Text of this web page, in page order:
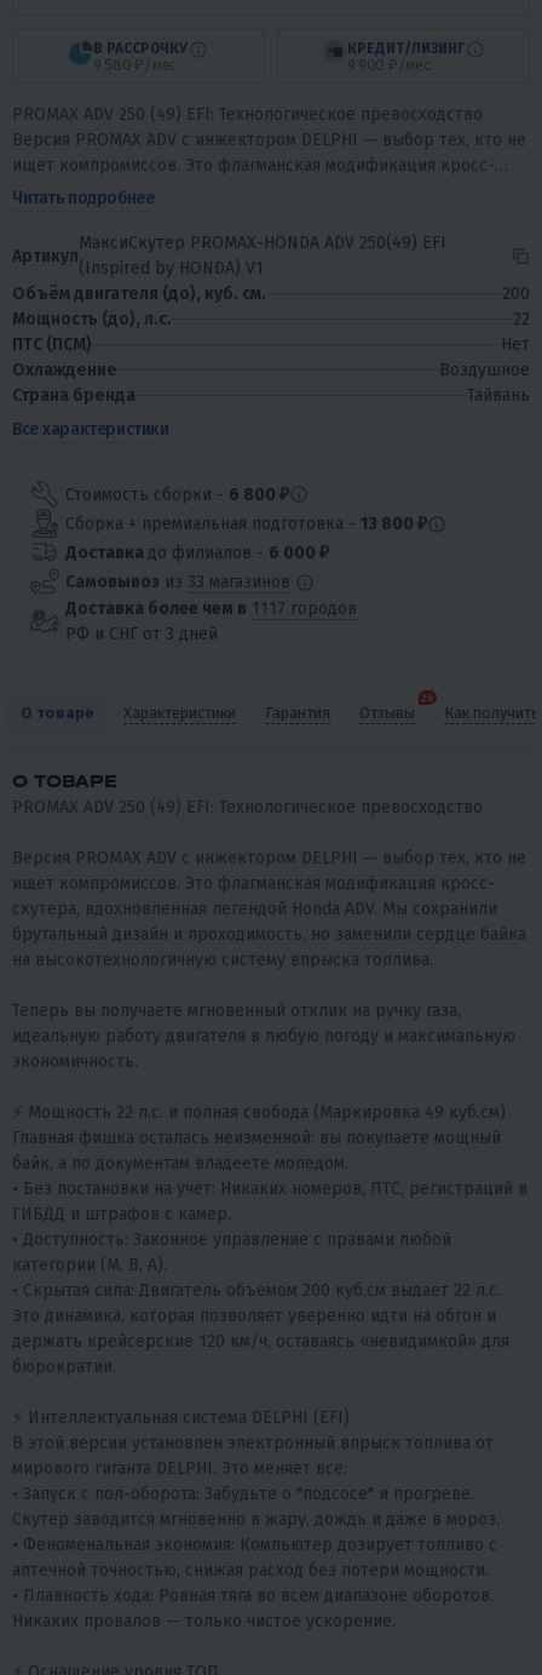
В РАССРОЧКУ
9 580 ₽/мес
КРЕДИТ/ЛИЗИНГ
9 900 ₽/мес
PROMAX ADV 250 (49) EFI: Технологическое превосходство
Версия PROMAX ADV с инжектором DELPHI — выбор тех, кто не
ищет компромиссов. Это флагманская модификация кросс-
скутера, вдохновленная...
Читать подробнее
Артикул
МаксиСкутер PROMAX-HONDA ADV 250(49) EFI
(Inspired by HONDA) V1
Объём двигателя (до), куб. см.
200
Мощность (до), л.с.
22
ПТС (ПСМ)
Нет
Охлаждение
Воздушное
Страна бренда
Тайвань
Все характеристики
Стоимость сборки - 6 800 ₽
Сборка + премиальная подготовка - 13 800 ₽
Доставкадо филиалов - 6 000 ₽
Самовывоз из 33 магазинов
Доставка более чем в 1117 городов
РФ и СНГ от 3 дней
О товаре Характеристики Гарантия Отзывы
26
Как получить
О ТОВАРЕ
PROMAX ADV 250 (49) EFI: Технологическое превосходство
Версия PROMAX ADV с инжектором DELPHI — выбор тех, кто не
ищет компромиссов. Это флагманская модификация кросс-
скутера, вдохновленная легендой Honda ADV. Мы сохранили
брутальный дизайн и проходимость, но заменили сердце байка
на высокотехнологичную систему впрыска топлива.
Теперь вы получаете мгновенный отклик на ручку газа,
идеальную работу двигателя в любую погоду и максимальную
экономичность.
⚡ Мощность 22 л.с. и полная свобода (Маркировка 49 куб.см)
Главная фишка осталась неизменной: вы покупаете мощный
байк, а по документам владеете мопедом.
• Без постановки на учет: Никаких номеров, ПТС, регистраций в
ГИБДД и штрафов с камер.
• Доступность: Законное управление с правами любой
категории (М, В, А).
• Скрытая сила: Двигатель объемом 200 куб.см выдает 22 л.с.
Это динамика, которая позволяет уверенно идти на обгон и
держать крейсерские 120 км/ч, оставаясь «невидимкой» для
бюрократии.
⚡ Интеллектуальная система DELPHI (EFI)
В этой версии установлен электронный впрыск топлива от
мирового гиганта DELPHI. Это меняет всё:
• Запуск с пол-оборота: Забудьте о "подсосе" и прогреве.
Скутер заводится мгновенно в жару, дождь и даже в мороз.
• Феноменальная экономия: Компьютер дозирует топливо с
аптечной точностью, снижая расход без потери мощности.
• Плавность хода: Ровная тяга во всем диапазоне оборотов.
Никаких провалов — только чистое ускорение.